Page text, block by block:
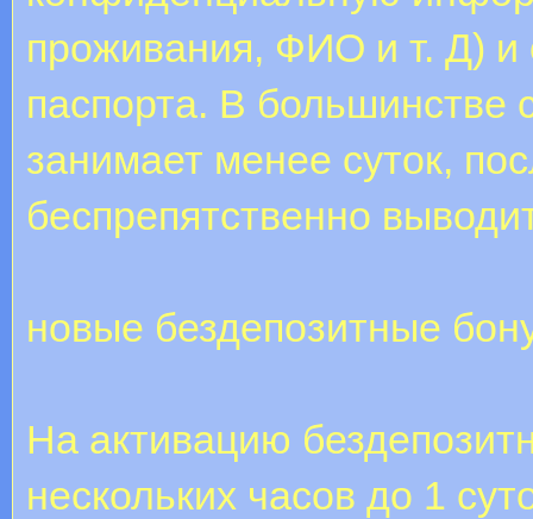
проживания, ФИО и т. Д) и
паспорта. В большинстве
занимает менее суток,
беспрепятственно
новые бездепозитные
На активацию
нескольких часов до 1